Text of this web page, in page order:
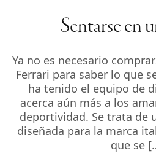
Sentarse en
Ya no es necesario
Ferrari para saber lo que
ha tenido el equipo de
acerca aún más a los
deportividad. Se trata de
diseñada para la marca
que se